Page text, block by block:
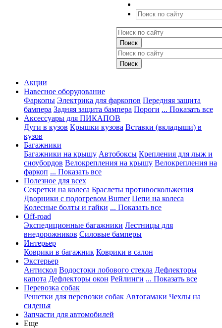
Акции
Навесное оборудование
Фаркопы Электрика для фаркопов Передняя защита
бампера Задняя защита бампера Пороги ... Показать все
Аксессуары для ПИКАПОВ
Дуги в кузов Крышки кузова Вставки (вкладыши) в
кузов
Багажники
Багажники на крышу Автобоксы Крепления для лыж и
сноубордов Велокрепления на крышу Велокрепления на
фаркоп ... Показать все
Полезное для всех
Секретки на колеса Браслеты противоскольжения
Дворники с подогревом Burner Цепи на колеса
Колесные болты и гайки ... Показать все
Off-road
Экспедиционные багажники Лестницы для
внедорожников Силовые бамперы
Интерьер
Коврики в багажник Коврики в салон
Экстерьер
Антискол Водостоки лобового стекла Дефлекторы
капота Дефлекторы окон Рейлинги ... Показать все
Перевозка собак
Решетки для перевозки собак Автогамаки Чехлы на
сиденья
Запчасти для автомобилей
Еще